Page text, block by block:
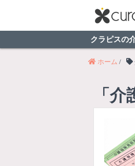
クラピスの
ホーム /
「